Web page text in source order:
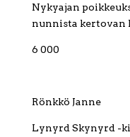
Nykyajan
nunnista kertovan
6 000
Rönkkö Janne
Lynyrd Skynyrd -